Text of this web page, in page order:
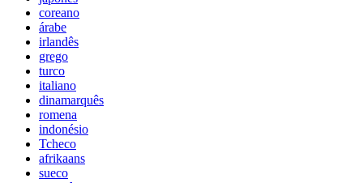
coreano
árabe
irlandês
grego
turco
italiano
dinamarquês
romena
indonésio
Tcheco
afrikaans
sueco